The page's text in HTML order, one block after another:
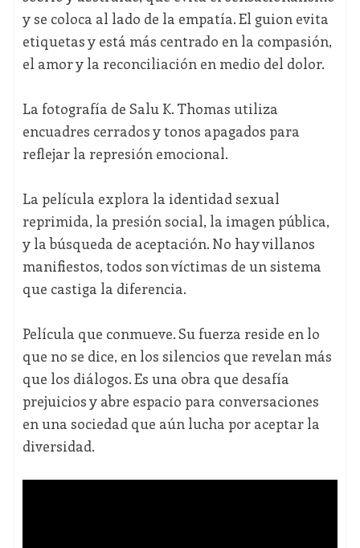
y se coloca al lado de la empatía. El guion evita
etiquetas y está más centrado en la compasión,
el amor y la reconciliación en medio del dolor.
La fotografía de Salu K. Thomas utiliza
encuadres cerrados y tonos apagados para
reflejar la represión emocional.
La película explora la identidad sexual
reprimida, la presión social, la imagen pública,
y la búsqueda de aceptación. No hay villanos
manifiestos, todos son víctimas de un sistema
que castiga la diferencia.
Película que conmueve. Su fuerza reside en lo
que no se dice, en los silencios que revelan más
que los diálogos. Es una obra que desafía
prejuicios y abre espacio para conversaciones
en una sociedad que aún lucha por aceptar la
diversidad.